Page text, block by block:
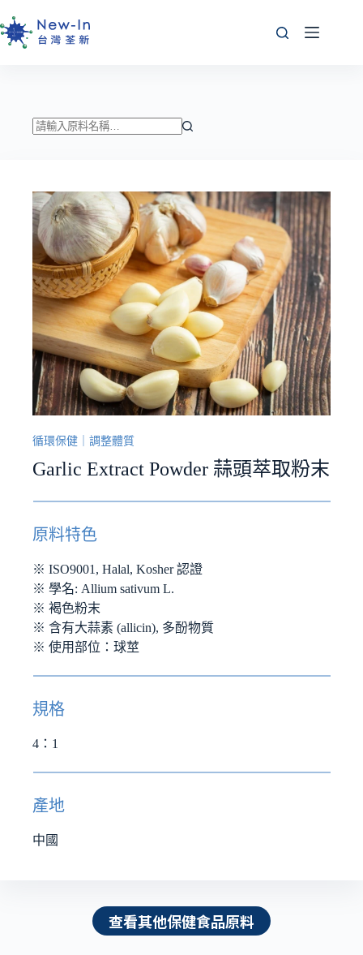
至
主
符
合
條
件
的
結
果
循環保健 ｜調整體質
Garlic Extract Powder 蒜頭萃取粉末
原料特色
※ ISO9001, Halal, Kosher 認證
※ 學名: Allium sativum L.
※ 褐色粉末
※ 含有大蒜素 (allicin), 多酚物質
※ 使用部位：球莖
規格
4：1
產地
中國
查看其他保健食品原料